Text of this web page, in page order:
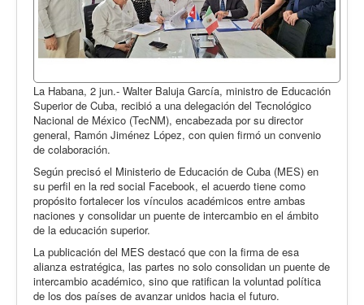
La Habana, 2 jun.- Walter Baluja García, ministro de Educación
Superior de Cuba, recibió a una delegación del Tecnológico
Nacional de México (TecNM), encabezada por su director
general, Ramón Jiménez López, con quien firmó un convenio
de colaboración.
Según precisó el Ministerio de Educación de Cuba (MES) en
su perfil en la red social Facebook, el acuerdo tiene como
propósito fortalecer los vínculos académicos entre ambas
naciones y consolidar un puente de intercambio en el ámbito
de la educación superior.
La publicación del MES destacó que con la firma de esa
alianza estratégica, las partes no solo consolidan un puente de
intercambio académico, sino que ratifican la voluntad política
de los dos países de avanzar unidos hacia el futuro.